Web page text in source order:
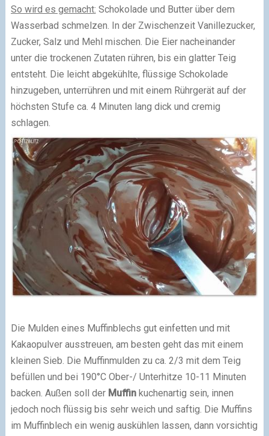
So wird es gemacht: Schokolade und Butter über dem
Wasserbad schmelzen. In der Zwischenzeit Vanillezucker,
Zucker, Salz und Mehl mischen. Die Eier nacheinander
unter die trockenen Zutaten rühren, bis ein glatter Teig
entsteht. Die leicht abgekühlte, flüssige Schokolade
hinzugeben, unterrühren und mit einem Rührgerät auf der
höchsten Stufe ca. 4 Minuten lang dick und cremig
schlagen.
Die Mulden eines Muffinblechs gut einfetten und mit
Kakaopulver ausstreuen, am besten geht das mit einem
kleinen Sieb. Die Muffinmulden zu ca. 2/3 mit dem Teig
befüllen und bei 190°C Ober-/ Unterhitze 10-11 Minuten
backen. Außen soll der Muffinkuchenartig sein, innen
jedoch noch flüssig bis sehr weich und saftig. Die Muffins
im Muffinblech ein wenig auskühlen lassen, dann vorsichtig